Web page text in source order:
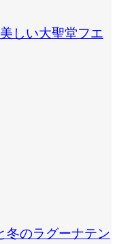
しい大聖堂フエ
冬のラグーナテン